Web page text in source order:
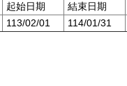
起始日期 結束日期
113/02/01 114/01/31